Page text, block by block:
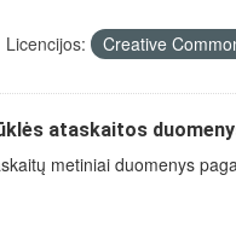
Licencijos: Creative
ataskaitos
metiniai duomenys